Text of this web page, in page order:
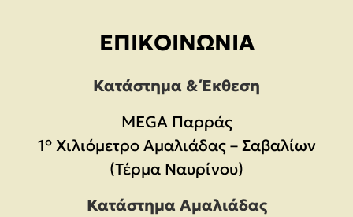
ΕΠΙΚΟΙΝΩΝΊΑ
Κατάστημα & Έκθεση
MEGA Παρράς
1° Χιλιόμετρο Αμαλιάδας – Σαβαλίων
(Τέρμα Ναυρίνου)
Κατάστημα Αμαλιάδας